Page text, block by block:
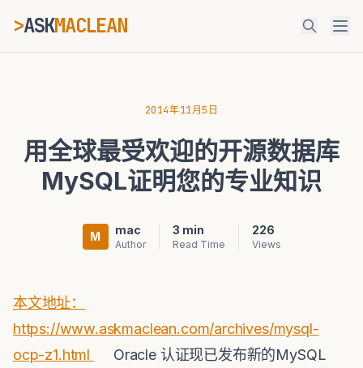
>ASKMACLEAN_
⌘K Ctrl+K
2014年11月5日
用全球最受欢迎的开源数据库
MySQL证明您的专业知识
M mac
Author
3 min
Read Time
226
Views
本文地址：
https://www.askmaclean.com/archives/mysql-
ocp-z1.html
Oracle 认证现已发布新的MySQL